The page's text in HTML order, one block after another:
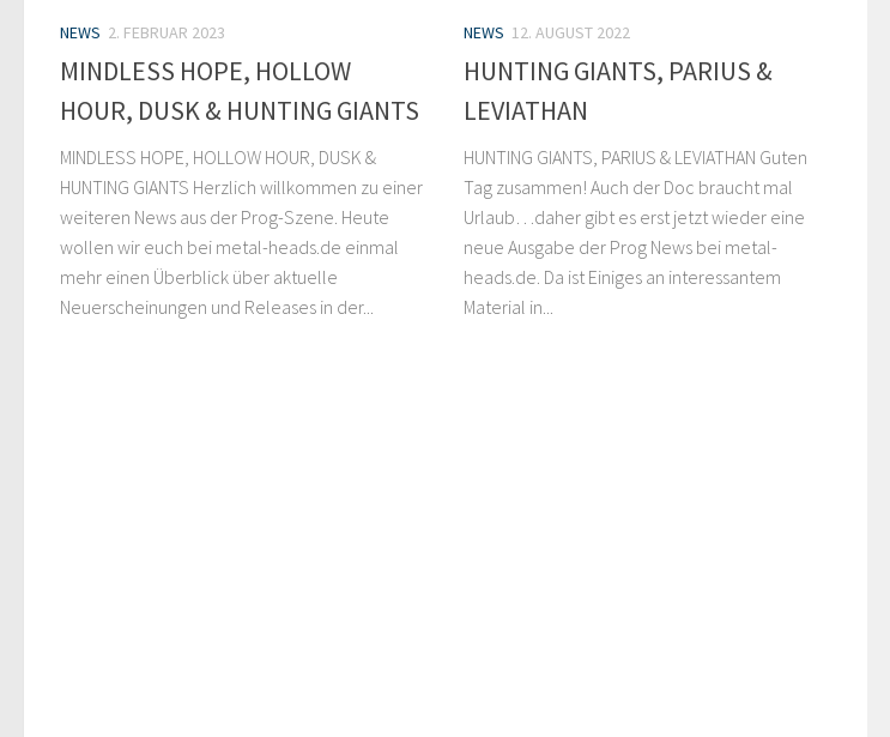
NEWS 2. FEBRUAR 2023
MINDLESS HOPE, HOLLOW
HOUR, DUSK & HUNTING GIANTS
MINDLESS HOPE, HOLLOW HOUR, DUSK &
HUNTING GIANTS Herzlich willkommen zu einer
weiteren News aus der Prog-Szene. Heute
wollen wir euch bei metal-heads.de einmal
mehr einen Überblick über aktuelle
Neuerscheinungen und Releases in der...
NEWS 12. AUGUST 2022
HUNTING GIANTS, PARIUS &
LEVIATHAN
HUNTING GIANTS, PARIUS & LEVIATHAN Guten
Tag zusammen! Auch der Doc braucht mal
Urlaub…daher gibt es erst jetzt wieder eine
neue Ausgabe der Prog News bei metal-
heads.de. Da ist Einiges an interessantem
Material in...